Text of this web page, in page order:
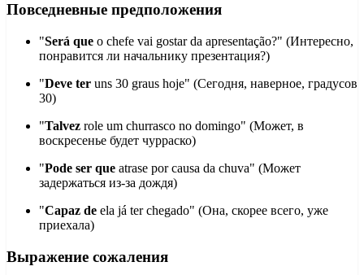
Повседневные предположения
"Será que o chefe vai gostar da apresentação?" (Интересно,
понравится ли начальнику презентация?)
"Deve ter uns 30 graus hoje" (Сегодня, наверное, градусов
30)
"Talvez role um churrasco no domingo" (Может, в
воскресенье будет чурраско)
"Pode ser que atrase por causa da chuva" (Может
задержаться из-за дождя)
"Capaz de ela já ter chegado" (Она, скорее всего, уже
приехала)
Выражение сожаления